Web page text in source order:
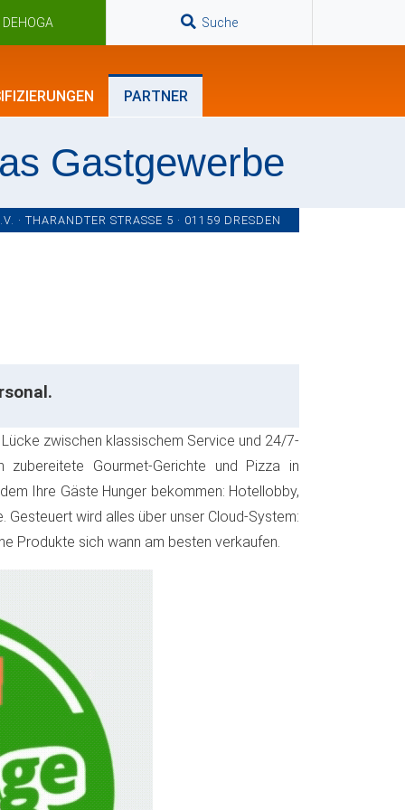
Suche
PARTNER
Gastgewerbe
· THARANDTER STRASSE 5 · 01159 DRESDEN
zwischen klassischem Service und 24/7-
zubereitete Gourmet-Gerichte und Pizza in
Ihre Gäste Hunger bekommen: Hotellobby,
wird alles über unser Cloud-System:
Produkte sich wann am besten verkaufen.